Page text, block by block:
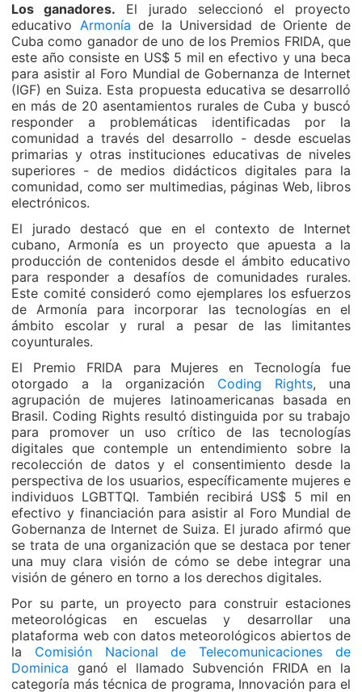
Los ganadores. El jurado seleccionó el proyecto
educativo Armonía de la Universidad de Oriente de
Cuba como ganador de uno de los Premios FRIDA, que
este año consiste en US$ 5 mil en efectivo y una beca
para asistir al Foro Mundial de Gobernanza de Internet
(IGF) en Suiza. Esta propuesta educativa se desarrolló
en más de 20 asentamientos rurales de Cuba y buscó
responder a problemáticas identificadas por la
comunidad a través del desarrollo - desde escuelas
primarias y otras instituciones educativas de niveles
superiores - de medios didácticos digitales para la
comunidad, como ser multimedias, páginas Web, libros
electrónicos.
El jurado destacó que en el contexto de Internet
cubano, Armonía es un proyecto que apuesta a la
producción de contenidos desde el ámbito educativo
para responder a desafíos de comunidades rurales.
Este comité consideró como ejemplares los esfuerzos
de Armonía para incorporar las tecnologías en el
ámbito escolar y rural a pesar de las limitantes
coyunturales.
El Premio FRIDA para Mujeres en Tecnología fue
otorgado a la organización Coding Rights, una
agrupación de mujeres latinoamericanas basada en
Brasil. Coding Rights resultó distinguida por su trabajo
para promover un uso crítico de las tecnologías
digitales que contemple un entendimiento sobre la
recolección de datos y el consentimiento desde la
perspectiva de los usuarios, específicamente mujeres e
individuos LGBTTQI. También recibirá US$ 5 mil en
efectivo y financiación para asistir al Foro Mundial de
Gobernanza de Internet de Suiza. El jurado afirmó que
se trata de una organización que se destaca por tener
una muy clara visión de cómo se debe integrar una
visión de género en torno a los derechos digitales.
Por su parte, un proyecto para construir estaciones
meteorológicas en escuelas y desarrollar una
plataforma web con datos meteorológicos abiertos de
la Comisión Nacional de Telecomunicaciones de
Dominica ganó el llamado Subvención FRIDA en la
categoría más técnica de programa, Innovación para el